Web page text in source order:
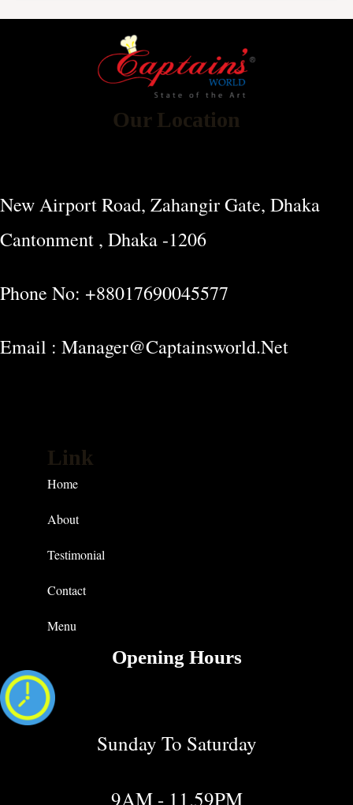
Our Location
New Airport Road, Zahangir Gate, Dhaka
Cantonment , Dhaka -1206
Phone No: +88017690045577
Email : Manager@captainsworld.net
Link
Home
About
Testimonial
Contact
Menu
Opening Hours
Sunday To Saturday
9AM - 11.59PM